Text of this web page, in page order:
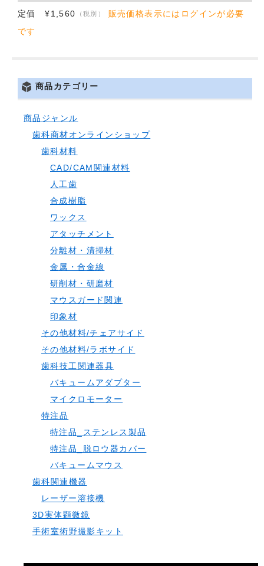
定価 ¥1,560 （税別）
販売価格表示にはログインが必要
です
商品カテゴリー
商品ジャンル
歯科商材オンラインショップ
歯科材料
CAD/CAM関連材料
人工歯
合成樹脂
ワックス
アタッチメント
分離材・清掃材
金属・合金線
研削材・研磨材
マウスガード関連
印象材
その他材料/チェアサイド
その他材料/ラボサイド
歯科技工関連器具
バキュームアダプター
マイクロモーター
特注品
特注品_ステンレス製品
特注品_脱ロウ器カバー
バキュームマウス
歯科関連機器
レーザー溶接機
3D実体顕微鏡
手術室術野撮影キット